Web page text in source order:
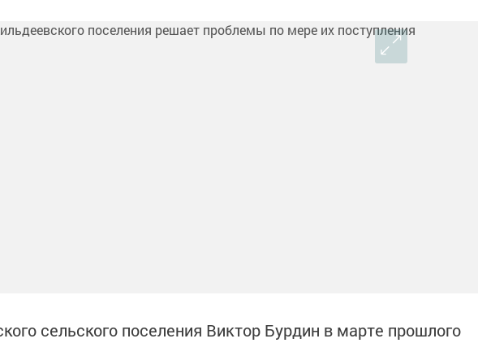
сельского поселения Виктор Бурдин в марте прошлого